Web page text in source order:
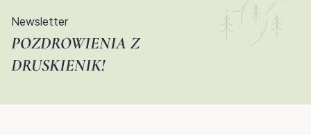
Newsletter
POZDROWIENIA Z
DRUSKIENIK!